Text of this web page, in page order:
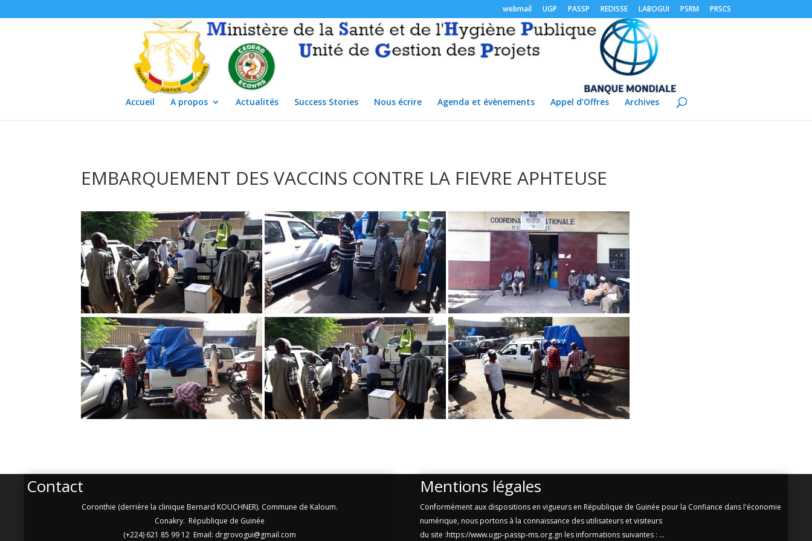
webmail UGP PASSP REDISSE LABOGUI PSRM PRSCS
Accueil A propos Actualités Success Stories Nous écrire Agenda et évènements Appel d’Offres Archives
EMBARQUEMENT DES VACCINS CONTRE LA FIEVRE APHTEUSE
Contact
Coronthie (derrière la clinique Bernard KOUCHNER). Commune de Kaloum.
Conakry. République de Guinée
(+224) 621 85 99 12 Email: drgrovogui@gmail.com
Mentions légales
Conformément aux dispositions en vigueurs en République de Guinée pour la Confiance dans l'économie
numérique, nous portons à la connaissance des utilisateurs et visiteurs
du site :https://www.ugp-passp-ms.org.gn les informations suivantes : ...